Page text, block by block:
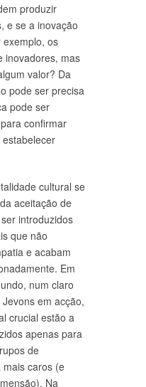
produzir
e se a inovação
os
inovadores, mas
valor? Da
pode ser precisa
pode ser
confirmar
cultural se
aceitação de
introduzidos
que não
e acabam
Em
num claro
em acção,
crucial estão a
apenas para
de
caros (e
Na